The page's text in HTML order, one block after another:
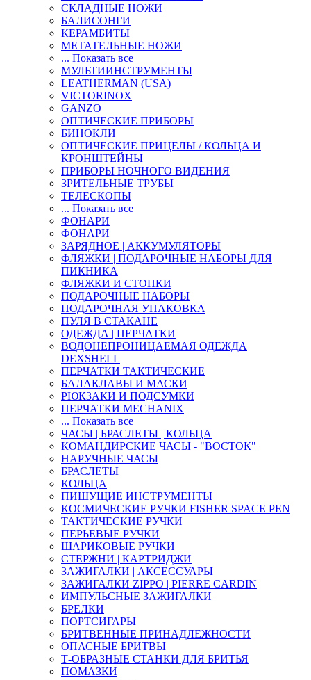
СКЛАДНЫЕ НОЖИ
БАЛИСОНГИ
КЕРАМБИТЫ
МЕТАТЕЛЬНЫЕ НОЖИ
... Показать все
МУЛЬТИИНСТРУМЕНТЫ
LEATHERMAN (USA)
VICTORINOX
GANZO
ОПТИЧЕСКИЕ ПРИБОРЫ
БИНОКЛИ
ОПТИЧЕСКИЕ ПРИЦЕЛЫ / КОЛЬЦА И
КРОНШТЕЙНЫ
ПРИБОРЫ НОЧНОГО ВИДЕНИЯ
ЗРИТЕЛЬНЫЕ ТРУБЫ
ТЕЛЕСКОПЫ
... Показать все
ФОНАРИ
ФОНАРИ
ЗАРЯДНОЕ | АККУМУЛЯТОРЫ
ФЛЯЖКИ | ПОДАРОЧНЫЕ НАБОРЫ ДЛЯ
ПИКНИКА
ФЛЯЖКИ И СТОПКИ
ПОДАРОЧНЫЕ НАБОРЫ
ПОДАРОЧНАЯ УПАКОВКА
ПУЛЯ В СТАКАНЕ
ОДЕЖДА | ПЕРЧАТКИ
ВОДОНЕПРОНИЦАЕМАЯ ОДЕЖДА
DEXSHELL
ПЕРЧАТКИ ТАКТИЧЕСКИЕ
БАЛАКЛАВЫ И МАСКИ
РЮКЗАКИ И ПОДСУМКИ
ПЕРЧАТКИ MECHANIX
... Показать все
ЧАСЫ | БРАСЛЕТЫ | КОЛЬЦА
КОМАНДИРСКИЕ ЧАСЫ - "ВОСТОК"
НАРУЧНЫЕ ЧАСЫ
БРАСЛЕТЫ
КОЛЬЦА
ПИШУЩИЕ ИНСТРУМЕНТЫ
КОСМИЧЕСКИЕ РУЧКИ FISHER SPACE PEN
ТАКТИЧЕСКИЕ РУЧКИ
ПЕРЬЕВЫЕ РУЧКИ
ШАРИКОВЫЕ РУЧКИ
СТЕРЖНИ | КАРТРИДЖИ
ЗАЖИГАЛКИ | АКСЕССУАРЫ
ЗАЖИГАЛКИ ZIPPO | PIERRE CARDIN
ИМПУЛЬСНЫЕ ЗАЖИГАЛКИ
БРЕЛКИ
ПОРТСИГАРЫ
БРИТВЕННЫЕ ПРИНАДЛЕЖНОСТИ
ОПАСНЫЕ БРИТВЫ
Т-ОБРАЗНЫЕ СТАНКИ ДЛЯ БРИТЬЯ
ПОМАЗКИ